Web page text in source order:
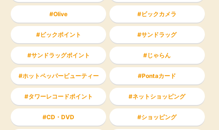
Olive ビックカメラ
ビックポイント サンドラッグ
サンドラッグポイント じゃらん
ホットペッパービューティー Pontaカード
タワーレコードポイント ネットショッピング
CD・DVD ショッピング